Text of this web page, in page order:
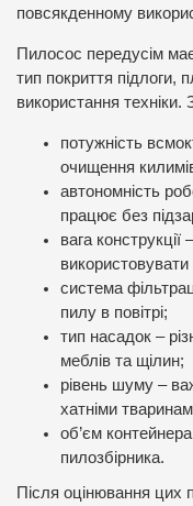
повсякденному
Пилосос передусім
тип покриття підлоги,
використання техніки.
потужність
очищення
автономність
працює без
вага
система
пилу в повітрі;
тип насадок –
меблів та щілин;
рівень шуму –
хатніми
об’єм
пилозбірника.
Після оцінювання цих